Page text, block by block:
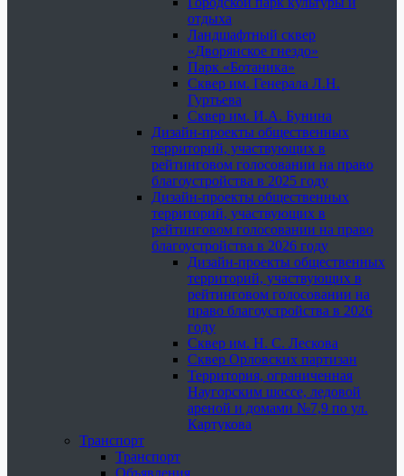
отдыха
Ландшафтный сквер
«Дворянское гнездо»
Парк «Ботаника»
Сквер им. Генерала Л.Н.
Гуртьева
Сквер им. И.А. Бунина
Дизайн-проекты общественных
территорий, участвующих в
рейтинговом голосовании на право
благоустройства в 2025 году
Дизайн-проекты общественных
территорий, участвующих в
рейтинговом голосовании на право
благоустройства в 2026 году
Дизайн-проекты общественных
территорий, участвующих в
рейтинговом голосовании на
право благоустройства в 2026
году
Сквер им. Н. С. Лескова
Сквер Орловских партизан
Территория, ограниченная
Наугорским шоссе, ледовой
ареной и домами №7,9 по ул.
Картукова
Транспорт
Транспорт
Объявления